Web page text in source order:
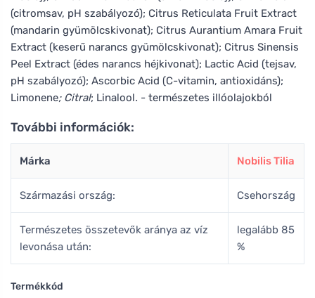
(citromsav, pH szabályozó); Citrus Reticulata Fruit Extract
(mandarin gyümölcskivonat); Citrus Aurantium Amara Fruit
Extract (keserű narancs gyümölcskivonat); Citrus Sinensis
Peel Extract (édes narancs héjkivonat); Lactic Acid (tejsav,
pH szabályozó); Ascorbic Acid (C-vitamin, antioxidáns);
Limonene; Citral; Linalool. - természetes illóolajokból
További információk:
Márka Nobilis Tilia
Származási ország: Csehország
Természetes összetevők aránya az víz
levonása után:
legalább 85
%
Termékkód